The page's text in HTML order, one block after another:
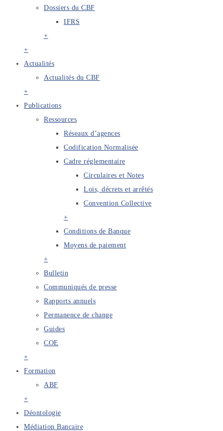
Dossiers du CBF
IFRS
+
+
Actualités
Actualités du CBF
+
Publications
Ressources
Réseaux d’agences
Codification Normalisée
Cadre réglementaire
Circulaires et Notes
Lois, décrets et arrêtés
Convention Collective
+
Conditions de Banque
Moyens de paiement
+
Bulletin
Communiqués de presse
Rapports annuels
Permanence de change
Guides
COE
+
Formation
ABF
+
Déontologie
Médiation Bancaire